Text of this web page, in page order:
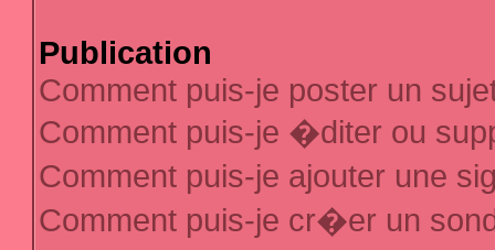
Publication
Comment puis-je poster un
Comment puis-je �diter ou
Comment puis-je ajouter une
Comment puis-je cr�er un